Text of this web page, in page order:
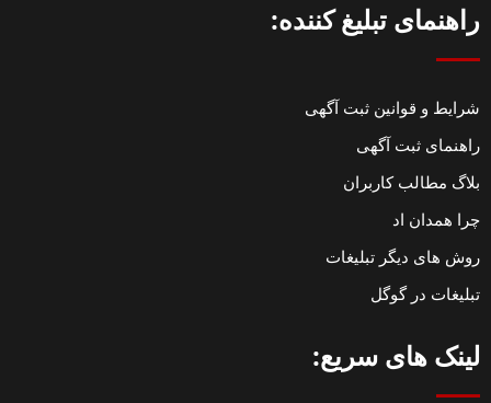
راهنمای تبلیغ کننده:
شرایط و قوانین ثبت آگهی
راهنمای ثبت آگهی
بلاگ مطالب کاربران
چرا همدان اد
روش های دیگر تبلیغات
تبلیغات در گوگل
لینک های سریع: